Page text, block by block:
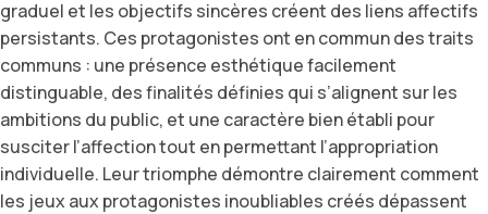
graduel et les objectifs sincères créent des liens affectifs
persistants. Ces protagonistes ont en commun des traits
communs : une présence esthétique facilement
distinguable, des finalités définies qui s’alignent sur les
ambitions du public, et une caractère bien établi pour
susciter l’affection tout en permettant l’appropriation
individuelle. Leur triomphe démontre clairement comment
les jeux aux protagonistes inoubliables créés dépassent